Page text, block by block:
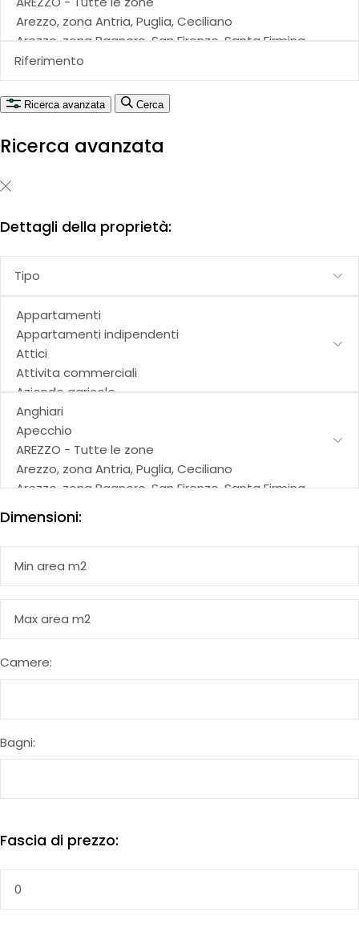
Ricerca avanzata Cerca
Ricerca avanzata
Dettagli della proprietà:
Dimensioni:
Camere:
Bagni:
Fascia di prezzo: